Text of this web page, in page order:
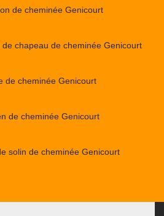
de cheminée Genicourt
chapeau de cheminée Genicourt
de cheminée Genicourt
de cheminée Genicourt
solin de cheminée Genicourt